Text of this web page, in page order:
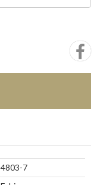
4803-7